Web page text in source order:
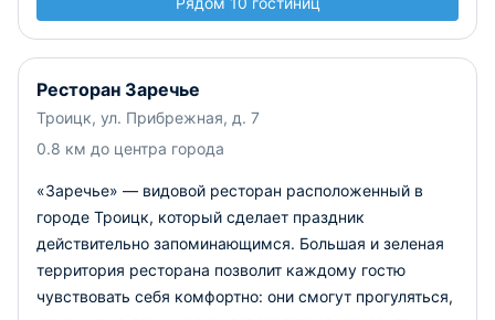
Ресторан Заречье
Троицк, ул. Прибрежная, д. 7
0.8 км до центра города
«Заречье» — видовой ресторан расположенный в
городе Троицк, который сделает праздник
действительно запоминающимся. Большая и зеленая
территория ресторана позволит каждому гостю
чувствовать себя комфортно: они смогут прогуляться,